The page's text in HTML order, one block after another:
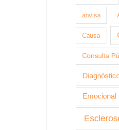
anvisa
Causa
Consulta
Emocional